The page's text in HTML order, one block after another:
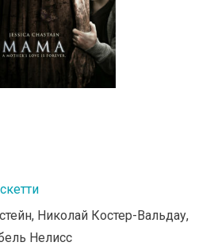
Николай Костер-Вальдау,
Нелисс